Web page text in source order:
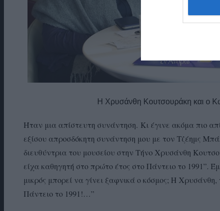
Η Χρυσάνθη Κουτσουράκη και ο
Ήταν μια απίστευτη συνάντηση. Κι έγινε ακόμα πιο
εξίσου απροσδόκητη συνάντηση μου με τον Τζέημς
διευθύντρια του μουσείου στην Τήνο Χρυσάνθη
είχα καθηγητή στο πρώτο έτος στο Πάντειο το 1991”.
μικρός μπορεί να γίνει ξαφνικά ο κόσμος; Η
Πάντειο το 1991!…”